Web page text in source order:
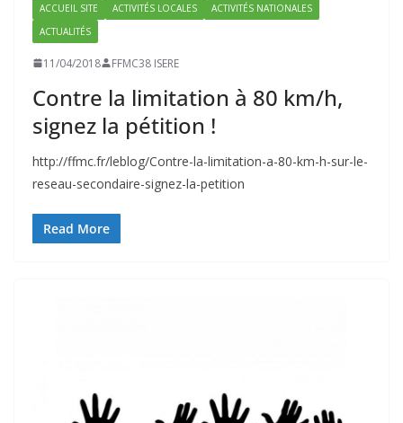
ACCUEIL SITE ACTIVITÉS LOCALES
ACTIVITÉS NATIONALES
ACTUALITÉS
11/04/2018 FFMC38 ISERE
Contre la limitation à 80 km/h,
signez la pétition !
http://ffmc.fr/leblog/Contre-la-limitation-a-80-km-h-sur-le-
reseau-secondaire-signez-la-petition
Read More